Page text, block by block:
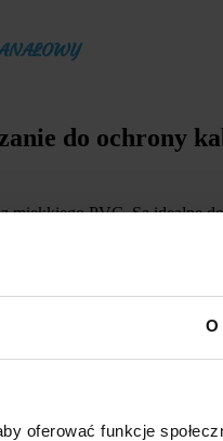
O
oferować funkcje
do ochrony
PVC. Są idealne
zwierzęta.
uporządkowana.